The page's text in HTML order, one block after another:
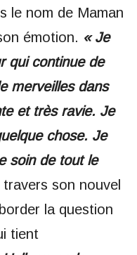
le nom de Maman
émotion. « Je
qui continue de
merveilles dans
et très ravie. Je
chose. Je
soin de tout le
son nouvel
la question
tient